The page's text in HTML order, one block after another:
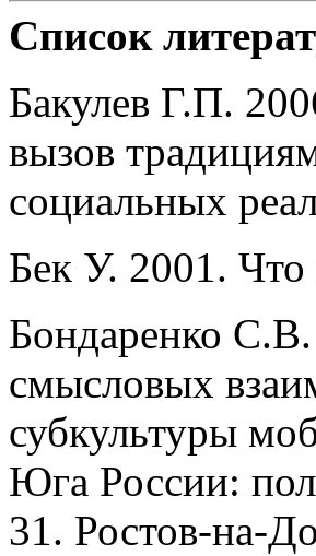
Список
Бакулев Г.П.
вызов
социальных
Бек У. 2001. Что
Бондаренко
смысловых
субкультуры
Юга России:
31. Ростов-на-